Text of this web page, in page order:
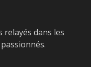
dans les